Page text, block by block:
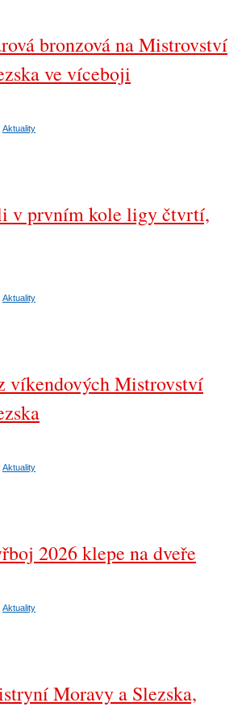
bronzová na Mistrovství
ve víceboji
Aktuality
v prvním kole ligy čtvrtí,
Aktuality
víkendových Mistrovství
Aktuality
2026 klepe na dveře
Aktuality
Moravy a Slezska,